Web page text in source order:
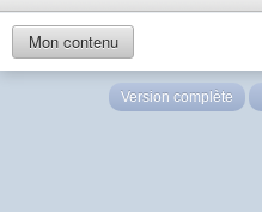
Mon contenu
Version complète